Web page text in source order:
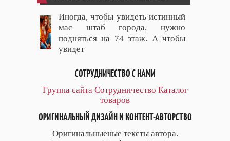
Иногда, чтобы увидеть истинный
мас штаб города, нужно
подняться на 74 этаж. А чтобы
увидет
СОТРУДНИЧЕСТВО С НАМИ
Группа сайта Сотрудничество Каталог
товаров
ОРИГИНАЛЬНЫЙ ДИЗАЙН И КОНТЕНТ-АВТОРСТВО
Оригинальныеные тексты автора.